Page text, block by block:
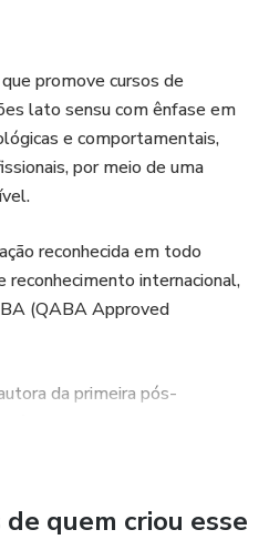
e multidisciplinar, o programa
e técnicas
as fases de
no TEA.
cada curso proporciona
transformadora, desde o
curricular e as
promove cursos de
lato sensu com ênfase em
e comportamentais,
por meio de uma
reconhecida em todo
internacional,
(QABA Approved
da primeira pós-
informação de
do
quem criou esse